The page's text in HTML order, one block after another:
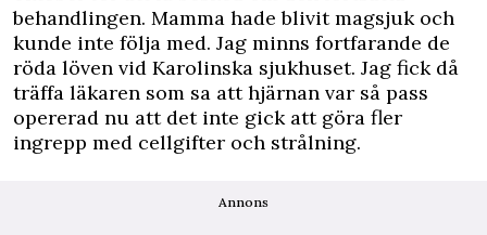
behandlingen. Mamma hade blivit magsjuk och
kunde inte följa med. Jag minns fortfarande de
röda löven vid Karolinska sjukhuset. Jag fick då
träffa läkaren som sa att hjärnan var så pass
opererad nu att det inte gick att göra fler
ingrepp med cellgifter och strålning.
Annons